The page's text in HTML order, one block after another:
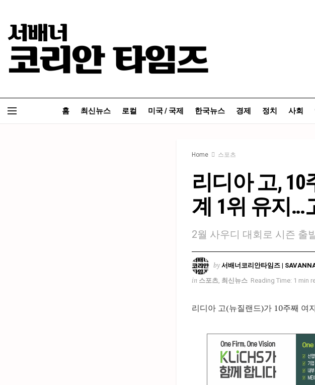
홈 최신뉴스 로컬 미국 / 국제 한국뉴스 경제 정치 사회
Home 스포츠
리디아 고,
계 1위 유지…
2월 사우디 대회로 시즌 출
by 서배너코리안타임즈 |
in 스포츠 최신뉴스 Reading Time: 1 min
리디아 고(뉴질랜드)가 10주째 여